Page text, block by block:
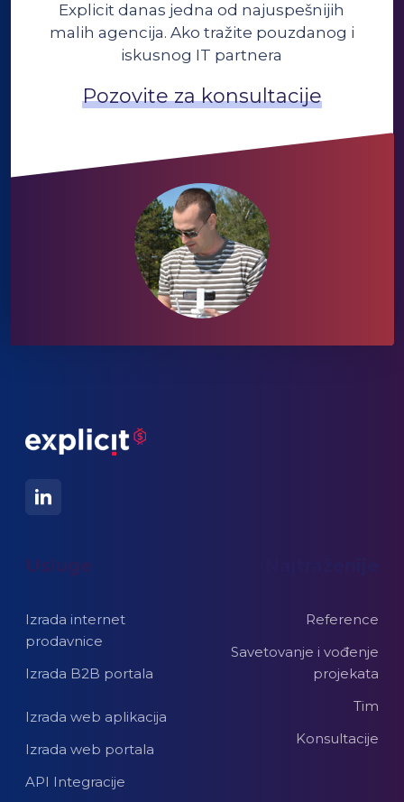
Explicit danas jedna od najuspešnijih
malih agencija. Ako tražite pouzdanog i
iskusnog IT partnera
Pozovite za konsultacije
Usluge
Izrada internet
prodavnice
Izrada B2B portala
Izrada web aplikacija
Izrada web portala
API Integracije
Reference
Savetovanje i vođenje
projekata
Tim
Konsultacije